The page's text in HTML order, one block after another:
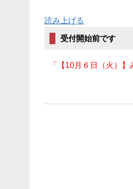
読み上げる
受付開始前です
「【10月６日（火）